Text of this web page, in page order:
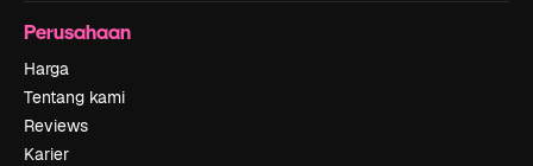
Perusahaan
Harga
Tentang kami
Reviews
Karier